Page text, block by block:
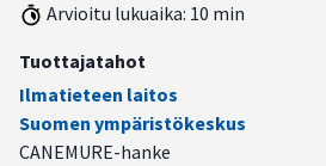
Arvioitu lukuaika: 10 min
Tuottajatahot
Ilmatieteen laitos
Suomen ympäristökeskus
CANEMURE-hanke